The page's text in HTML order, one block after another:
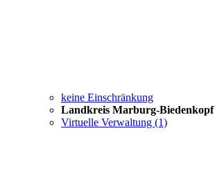
keine Einschränkung
Landkreis Marburg-Biedenkopf
Virtuelle Verwaltung (1)